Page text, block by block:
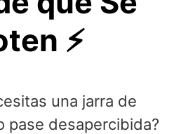
⚡
una jarra de
pase desapercibida?